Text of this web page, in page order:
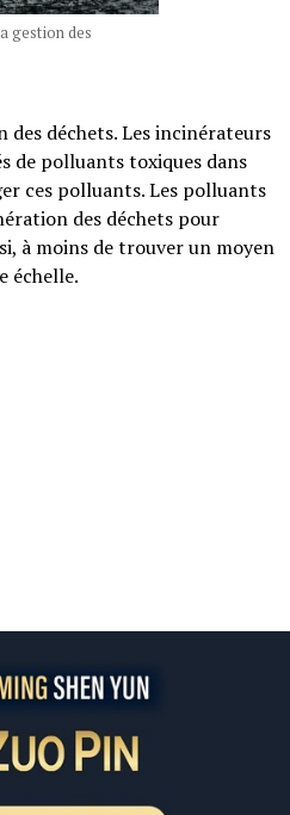
gestion des
déchets. Les incinérateurs
de polluants toxiques dans
ces polluants. Les polluants
des déchets pour
à moins de trouver un moyen
échelle.